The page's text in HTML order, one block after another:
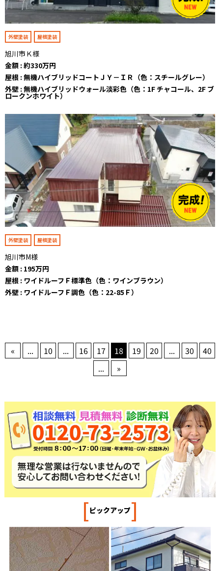
外壁塗装 屋根塗装
旭川市Ｋ様
金額 : 約330万円
屋根 : 無機ハイブリッドコートＪＹ－ＩＲ（色：スチールグレー）
外壁 : 無機ハイブリッドウォール淡彩色（色：1F チャコール、2F ブ
ロークンホワイト）
外壁塗装 屋根塗装
旭川市M様
金額 : 195万円
屋根 : ワイドルーフＦ標準色（色：ワインブラウン）
外壁 : ワイドルーフＦ調色（色：22-85Ｆ）
« ... 10 ... 16 17 18 19 20 ... 30
40
...
»
[ピックアップ]